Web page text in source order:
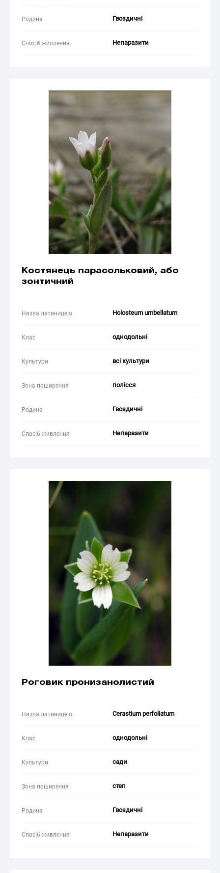
Родина Гвоздичні
Спосіб живлення Непаразити
Костянець парасольковий, або
зонтичний
Назва латиницею Holosteum umbellatum
Клас однодольні
Культури всі культури
Зона поширення полісся
Родина Гвоздичні
Спосіб живлення Непаразити
Роговик пронизанолистий
Назва латиницею Cerastium perfoliatum
Клас однодольні
Культури сади
Зона поширення степ
Родина Гвоздичні
Спосіб живлення Непаразити